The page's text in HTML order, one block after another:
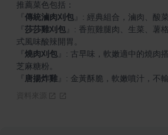
傳統滷肉刈包
莎莎雞刈包
: 香煎雞腿肉、生菜、薯
燒肉刈包
: 古早味，軟嫩適中的燒肉
唐揚炸雞 : 金黃酥脆，軟嫩噴汁，不